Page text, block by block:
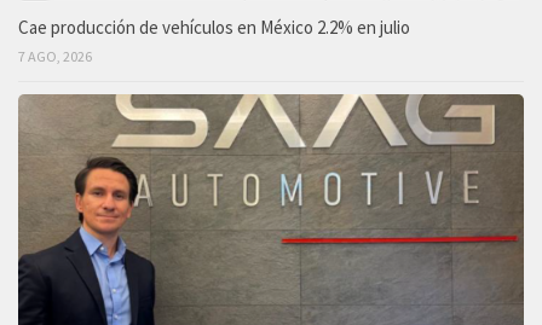
Cae producción de vehículos en México 2.2% en julio
7 AGO, 2026